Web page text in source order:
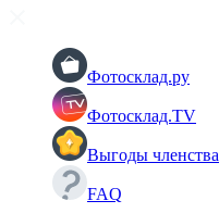
Фотосклад.ру
Фотосклад.TV
Выгоды членства
FAQ